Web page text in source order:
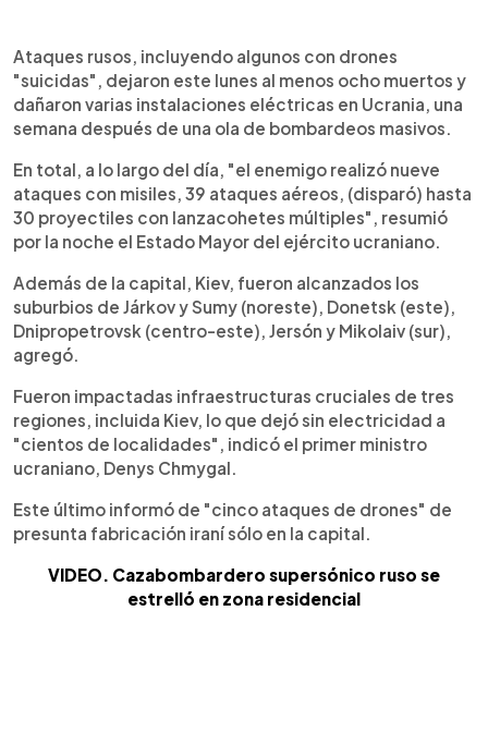
Escuchar artículo
Ataques rusos, incluyendo algunos con drones
"suicidas", dejaron este lunes al menos ocho muertos y
dañaron varias instalaciones eléctricas en Ucrania, una
semana después de una ola de bombardeos masivos.
En total, a lo largo del día, "el enemigo realizó nueve
ataques con misiles, 39 ataques aéreos, (disparó) hasta
30 proyectiles con lanzacohetes múltiples", resumió
por la noche el Estado Mayor del ejército ucraniano.
Además de la capital, Kiev, fueron alcanzados los
suburbios de Járkov y Sumy (noreste), Donetsk (este),
Dnipropetrovsk (centro-este), Jersón y Mikolaiv (sur),
agregó.
Fueron impactadas infraestructuras cruciales de tres
regiones, incluida Kiev, lo que dejó sin electricidad a
"cientos de localidades", indicó el primer ministro
ucraniano, Denys Chmygal.
Este último informó de "cinco ataques de drones" de
presunta fabricación iraní sólo en la capital.
VIDEO. Cazabombardero supersónico ruso se
estrelló en zona residencial